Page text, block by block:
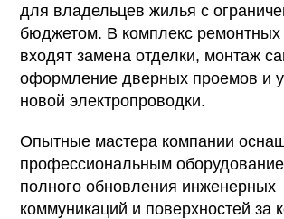
для владельцев жилья с
бюджетом. В комплекс ремонтных
входят замена отделки, монтаж
оформление дверных проемов и
новой электропроводки.
Опытные мастера компании
профессиональным
полного обновления инженерных
коммуникаций и поверхностей за